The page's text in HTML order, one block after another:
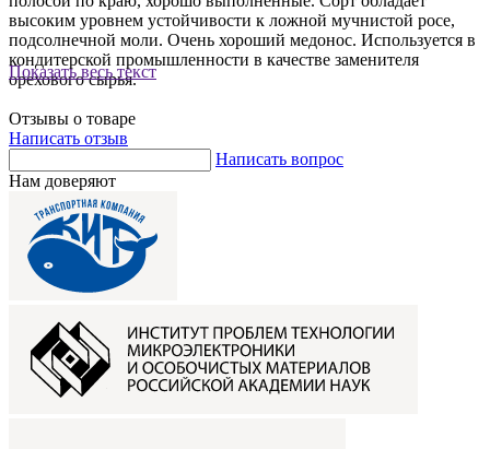
Показать весь текст
высоким уровнем устойчивости к ложной мучнистой росе,
подсолнечной моли. Очень хороший медонос. Используется в
кондитерской промышленности в качестве заменителя
орехового сырья.
Отзывы о товаре
Написать отзыв
Написать вопрос
Нам доверяют